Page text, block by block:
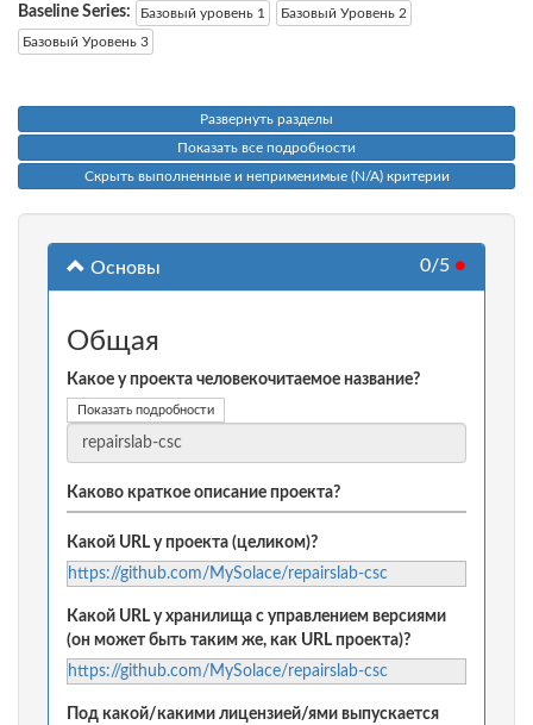
Baseline Series: Базовый уровень 1
Базовый Уровень 2
Базовый Уровень 3
Развернуть разделы
Показать все подробности
Скрыть выполненные и неприменимые (N/A) критерии
Основы 0/5 ●
Общая
Какое у проекта человекочитаемое название?
Показать подробности
Каково краткое описание проекта?
Какой URL у проекта (целиком)?
https://github.com/MySolace/repairslab-csc
Какой URL у хранилища с управлением версиями
(он может быть таким же, как URL проекта)?
https://github.com/MySolace/repairslab-csc
Под какой/какими лицензией/ями выпускается